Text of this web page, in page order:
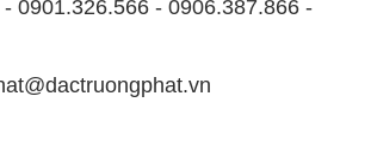
0901.326.566 - 0906.387.866 -